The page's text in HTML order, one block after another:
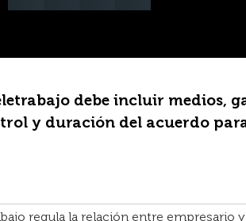
debe incluir medios,
y duración del acuerdo